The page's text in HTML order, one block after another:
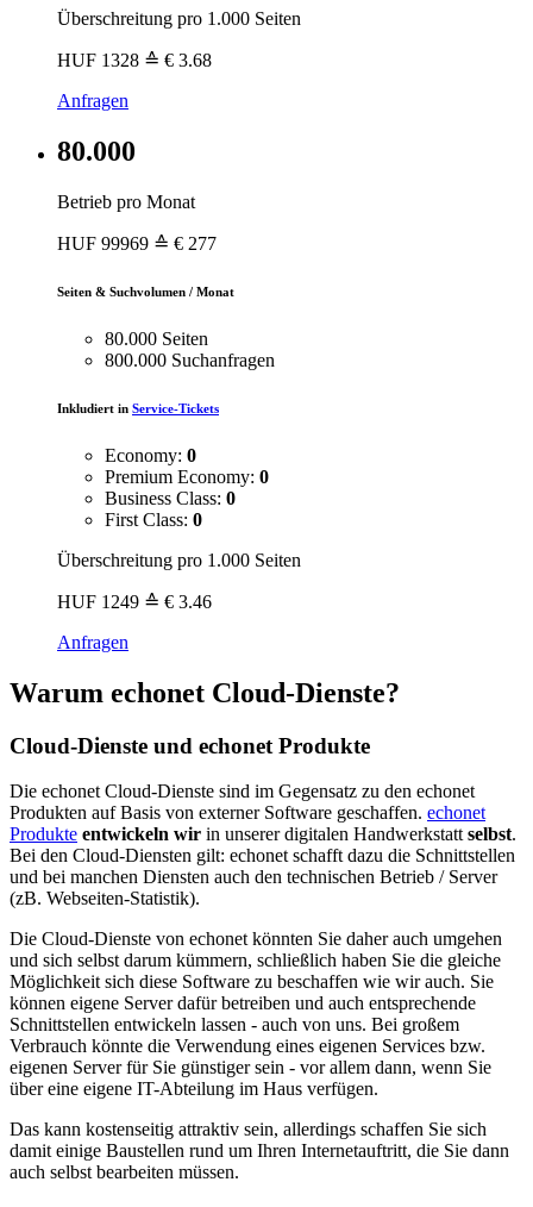
Überschreitung pro 1.000 Seiten
HUF 1328 ≙ € 3.68
Anfragen
80.000
Betrieb pro Monat
HUF 99969 ≙ € 277
Seiten & Suchvolumen / Monat
80.000 Seiten
800.000 Suchanfragen
Inkludiert in Service-Tickets
Economy: 0
Premium Economy: 0
Business Class: 0
First Class: 0
Überschreitung pro 1.000 Seiten
HUF 1249 ≙ € 3.46
Anfragen
Warum echonet Cloud-Dienste?
Cloud-Dienste und echonet Produkte
Die echonet Cloud-Dienste sind im Gegensatz zu den echonet
Produkten auf Basis von externer Software geschaffen. echonet
Produkte entwickeln wir in unserer digitalen Handwerkstattselbst.
Bei den Cloud-Diensten gilt: echonet schafft dazu die Schnittstellen
und bei manchen Diensten auch den technischen Betrieb / Server
(zB. Webseiten-Statistik).
Die Cloud-Dienste von echonet könnten Sie daher auch umgehen
und sich selbst darum kümmern, schließlich haben Sie die gleiche
Möglichkeit sich diese Software zu beschaffen wie wir auch. Sie
können eigene Server dafür betreiben und auch entsprechende
Schnittstellen entwickeln lassen - auch von uns. Bei großem
Verbrauch könnte die Verwendung eines eigenen Services bzw.
eigenen Server für Sie günstiger sein - vor allem dann, wenn Sie
über eine eigene IT-Abteilung im Haus verfügen.
Das kann kostenseitig attraktiv sein, allerdings schaffen Sie sich
damit einige Baustellen rund um Ihren Internetauftritt, die Sie dann
auch selbst bearbeiten müssen.